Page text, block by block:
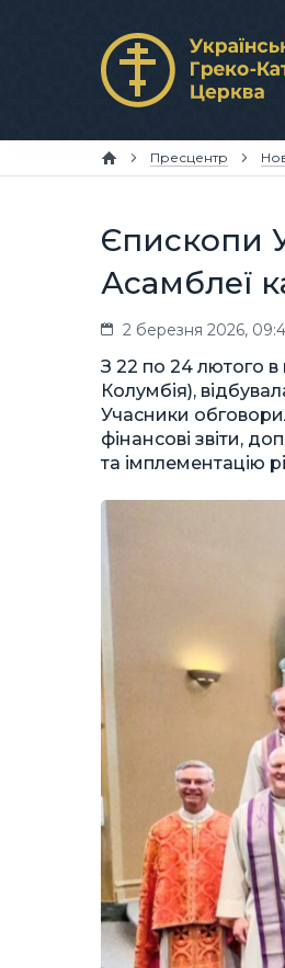
Пресцентр
Єпископи
Асамблеї
2 березня 2026,
З 22 по 24 лютого в
Колумбія),
Учасники
фінансові звіти,
та імплементацію